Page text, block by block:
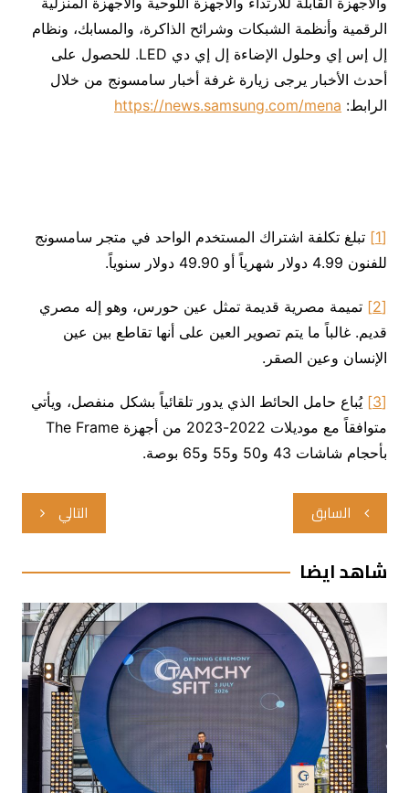
الرقمية وأنظمة الشبكات وشرائح الذاكرة، والمسابك، ونظام
إل إس إي وحلول الإضاءة إل إي دي LED. للحصول على
أحدث الأخبار يرجى زيارة غرفة أخبار سامسونج من خلال
الرابط: https://news.samsung.com/mena
[1]
تبلغ تكلفة اشتراك المستخدم الواحد في متجر سامسونج
للفنون 4.99 دولار شهرياً أو 49.90 دولار سنوياً.
[2]
تميمة مصرية قديمة تمثل عين حورس، وهو إله مصري
قديم. غالباً ما يتم تصوير العين على أنها تقاطع بين عين
الإنسان وعين الصقر.
[3]
يُباع حامل الحائط الذي يدور تلقائياً بشكل منفصل، ويأتي
متوافقاً مع موديلات 2022-2023 من أجهزة The Frame
بأحجام شاشات 43 و50 و55 و65 بوصة.
تصفّح
المقالات
السابق التالي
شاهد ايضا